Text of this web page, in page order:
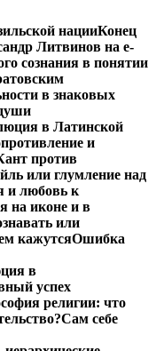
нацииКонец
Литвинов на e-
сознания в понятии
в знаковых
в Латинской
и
против
или глумление над
и любовь к
на иконе и в
или
кажутсяОшибка
в
успех
религии: что
Сам себе